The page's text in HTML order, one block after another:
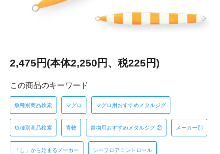
2,475円(本体2,250円、税225円)
この商品のキーワード
魚種別商品検索 マグロ マグロ用おすすめメタルジグ
魚種別商品検索 青物 青物用おすすめメタルジグ ② メーカー別
「し」から始まるメーカー シーフロアコントロール